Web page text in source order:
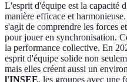
L'esprit d'équipe est la capacité
manière efficace et
s'agit de comprendre les forces
pour jouer en synchronisation.
la performance collective. En
esprit d'équipe solide non
mais elles créent aussi un
l'INSEE, les groupes avec une